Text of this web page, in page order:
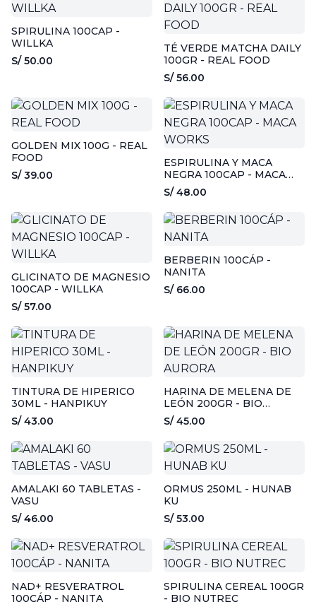
SPIRULINA 100CAP -
WILLKA
S/ 50.00
TÉ VERDE MATCHA DAILY
100GR - REAL FOOD
S/ 56.00
GOLDEN MIX 100G - REAL
FOOD
S/ 39.00
ESPIRULINA Y MACA
NEGRA 100CAP - MACA
WORKS
S/ 48.00
GLICINATO DE MAGNESIO
100CAP - WILLKA
S/ 57.00
BERBERIN 100CÁP -
NANITA
S/ 66.00
TINTURA DE HIPERICO
30ML - HANPIKUY
S/ 43.00
HARINA DE MELENA DE
LEÓN 200GR - BIO
AURORA
S/ 45.00
AMALAKI 60 TABLETAS -
VASU
S/ 46.00
ORMUS 250ML - HUNAB
KU
S/ 53.00
NAD+ RESVERATROL
100CÁP - NANITA
SPIRULINA CEREAL 100GR
- BIO NUTREC